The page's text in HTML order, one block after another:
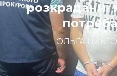
розкраданні
ОЛЬГА